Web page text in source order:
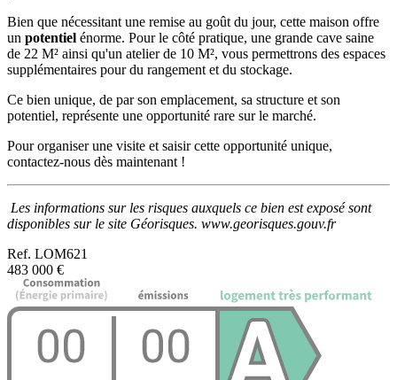
Bien que nécessitant une remise au goût du jour, cette maison offre
un potentiel énorme. Pour le côté pratique, une grande cave saine
de 22 M² ainsi qu'un atelier de 10 M², vous permettrons des espaces
supplémentaires pour du rangement et du stockage.
Ce bien unique, de par son emplacement, sa structure et son
potentiel, représente une opportunité rare sur le marché.
Pour organiser une visite et saisir cette opportunité unique,
contactez-nous dès maintenant !
Les informations sur les risques auxquels ce bien est exposé sont
disponibles sur le site Géorisques. www.georisques.gouv.fr
Ref. LOM621
483 000 €